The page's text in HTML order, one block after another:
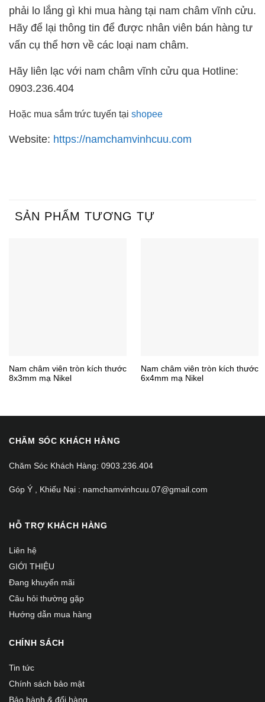
phải lo lắng gì khi mua hàng tại nam châm vĩnh cửu.
Hãy để lại thông tin để được nhân viên bán hàng tư
vấn cụ thể hơn về các loại nam châm.
Hãy liên lạc với nam châm vĩnh cửu qua Hotline:
0903.236.404
Hoặc mua sắm trức tuyến tại shopee
Website: https://namchamvinhcuu.com
SẢN PHẨM TƯƠNG TỰ
Nam châm viên tròn kích thước
8x3mm mạ Nikel
Nam châm viên tròn kích thước
6x4mm mạ Nikel
CHĂM SÓC KHÁCH HÀNG
Chăm Sóc Khách Hàng: 0903.236.404
Góp Ý , Khiếu Nại : namchamvinhcuu.07@gmail.com
HỖ TRỢ KHÁCH HÀNG
Liên hệ
GIỚI THIỆU
Đang khuyến mãi
Câu hỏi thường gặp
Hướng dẫn mua hàng
CHÍNH SÁCH
Tin tức
Chính sách bảo mật
Bảo hành & đổi hàng